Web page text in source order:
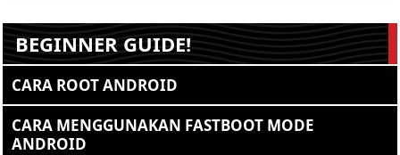
BEGINNER GUIDE!
CARA ROOT ANDROID
CARA MENGGUNAKAN FASTBOOT MODE
ANDROID